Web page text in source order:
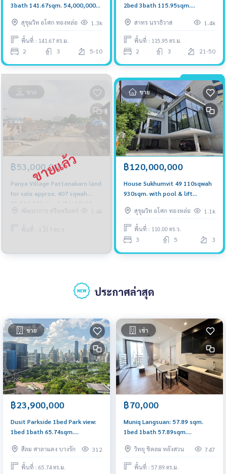
3bath 141.67sqm. 54,000,000
สุขุมวิท อโศก ทองหล่อ
1.3k
พื้นที่ : 141.67 ตร.ม.
2 3 5-10
2bed 3bath 115.95sqm.
สาทร นราธิวาส
1.4k
พื้นที่ : 115.95 ตร.ม.
2 3 21-50
ขาย
฿53,000,000
Panya Village Pattanakarn land
for sale approx. 407 sqwah
53,000,000 Am: 0656199198
พัฒนาการ ศรีนครินทร์
1.4k
พื้นที่ : 1 ไร่ 7 ตร.ว.
ขาย
฿120,000,000
House Sukhumvit 49 110sqwah
930sqm. with pool & lift
สุขุมวิท อโศก ทองหล่อ
1.1k
พื้นที่ : 110.00 ตร.ว.
3 5 3
ประกาศล่าสุด
ขาย
฿23,900,000
Dusit Parkside 1bed Park view:
1bed 1bath 65.74sqm.
0656199198
สีลม ศาลาแดง บางรัก 312
พื้นที่ : 65.74 ตร.ม.
เช่า
฿70,000
Muniq Langsuan: 57.89 sqm.
1bed 1bath 57.89sqm.
วิทยุ ชิดลม หลังสวน
747
พื้นที่ : 57.89 ตร.ม.